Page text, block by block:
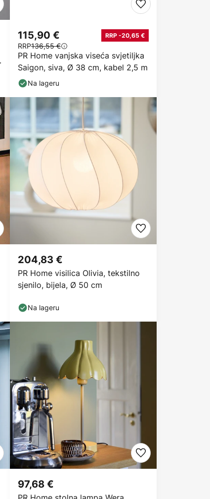
PR Home vanjska viseća svjetiljka
Saigon, siva, Ø 38 cm, kabel 2,5 m
115,90 € RRP -20,65 €
RRP136,55 €
Na lageru
PR Home visilica Olivia, tekstilno
sjenilo, bijela, Ø 50 cm
204,83 €
Na lageru
97,68 €